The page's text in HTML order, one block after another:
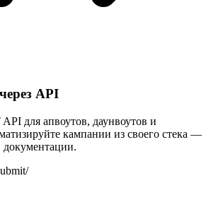
API
для апвоутов, даунвоутов и
кампании из своего стека —